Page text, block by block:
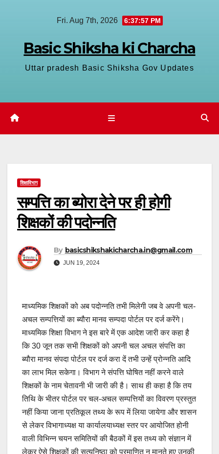
Fri. Aug 7th, 2026 6:37:57 PM
Basic Shiksha ki Charcha
Uttar pradesh Basic Shiksha Gov Updates
शिक्षाविभाग
सम्पत्ति का ब्योरा देने पर ही होगी
शिक्षकों की पदोन्नति
By basicshikshakicharcha.in@gmail.com
JUN 19, 2024
माध्यमिक शिक्षकों को अब पदोन्नति तभी मिलेगी जब वे अपनी चल-
अचल सम्पत्तियों का ब्यौरा मानव सम्पदा पोर्टल पर दर्ज करेंगे।
माध्यमिक शिक्षा विभाग ने इस बारे में एक आदेश जारी कर कहा है
कि 30 जून तक सभी शिक्षकों को अपनी चल अचल संपत्ति का
ब्यौरा मानव संपदा पोर्टल पर दर्ज करा दें तभी उन्हें प्रोन्नति आदि
का लाभ मिल सकेगा। विभाग ने संपत्ति घोषित नहीं करने वाले
शिक्षकों के नाम चेतावनी भी जारी की है। साथ ही कहा है कि तय
तिथि के भीतर पोर्टल पर चल-अचल सम्पत्तियों का विवरण प्रस्तुत
नहीं किया जाना प्रतिकूल तथ्य के रूप में लिया जायेगा और शासन
से लेकर विभागाध्यक्ष या कार्यालयाध्यक्ष स्तर पर आयोजित होनी
वाली विभिन्न चयन समितियों की बैठकों में इस तथ्य को संज्ञान में
लेकर ऐसे शिक्षकों की सत्यनिष्ठा को प्रमाणित न मानते हुए उनकी